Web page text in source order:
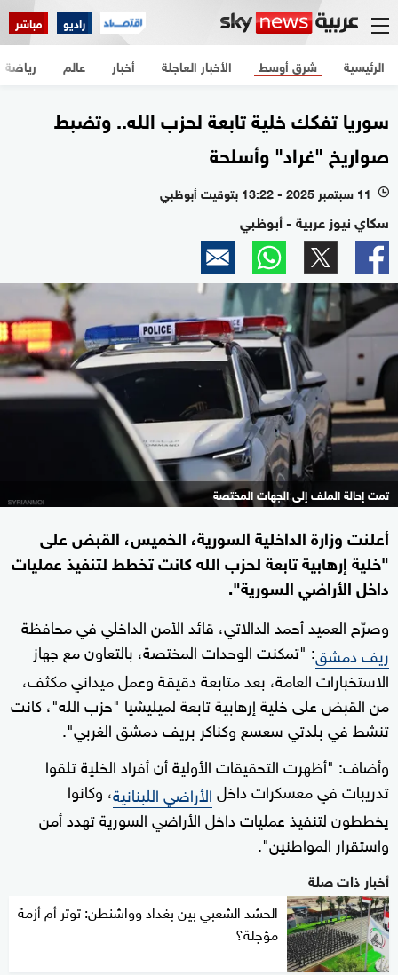
راديو مباشر
الرئيسية الأخبار العاجلة أخبار شرق أوسط عالم رياضة
سوريا تفكك خلية تابعة لحزب الله.. وتضبط
صواريخ "غراد" وأسلحة
l 11 سبتمبر 2025 - 13:22 بتوقيت أبوظبي
سكاي نيوز عربية - أبوظبي
تمت إحالة الملف إلى الجهات المختصة
أعلنت وزارة الداخلية السورية، الخميس، القبض على
"خلية إرهابية تابعة لحزب الله كانت تخطط لتنفيذ عمليات
داخل الأراضي السورية".
وصرّح العميد أحمد الدالاتي، قائد الأمن الداخلي في محافظة
ريف دمشق: "تمكنت الوحدات المختصة، بالتعاون مع جهاز
الاستخبارات العامة، بعد متابعة دقيقة وعمل ميداني مكثف،
من القبض على خلية إرهابية تابعة لميليشيا "حزب الله"، كانت
تنشط في بلدتي سعسع وكناكر بريف دمشق الغربي".
وأضاف: "أظهرت التحقيقات الأولية أن أفراد الخلية تلقوا
تدريبات في معسكرات داخلالأراضي اللبنانية، وكانوا
يخططون لتنفيذ عمليات داخل الأراضي السورية تهدد أمن
واستقرار المواطنين".
أخبار ذات صلة
الحشد الشعبي بين بغداد وواشنطن: توتر أم أزمة
مؤجلة؟